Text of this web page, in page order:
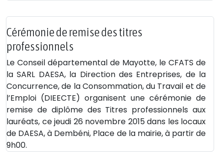
Cérémonie de remise des titres
professionnels
Le Conseil départemental de Mayotte, le CFATS de
la SARL DAESA, la Direction des Entreprises, de la
Concurrence, de la Consommation, du Travail et de
l’Emploi (DIEECTE) organisent une cérémonie de
remise de diplôme des Titres professionnels aux
lauréats, ce jeudi 26 novembre 2015 dans les locaux
de DAESA, à Dembéni, Place de la mairie, à partir de
9h00.